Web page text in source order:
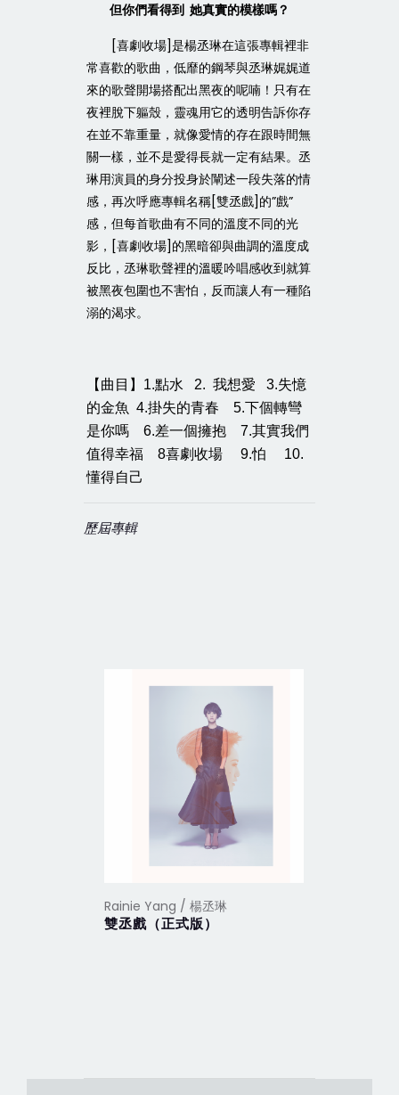
但你們看得到 她真實的模樣嗎？
[喜劇收場]是楊丞琳在這張專輯裡非
常喜歡的歌曲，低靡的鋼琴與丞琳娓娓道
來的歌聲開場搭配出黑夜的呢喃！只有在
夜裡脫下軀殼，靈魂用它的透明告訴你存
在並不靠重量，就像愛情的存在跟時間無
關一樣，並不是愛得長就一定有結果。丞
琳用演員的身分投身於闡述一段失落的情
感，再次呼應專輯名稱[雙丞戲]的”戲”
感，但每首歌曲有不同的溫度不同的光
影，[喜劇收場]的黑暗卻與曲調的溫度成
反比，丞琳歌聲裡的溫暖吟唱感收到就算
被黑夜包圍也不害怕，反而讓人有一種陷
溺的渴求。
【曲目】1.點水 2. 我想愛 3.失憶
的金魚 4.掛失的青春 5.下個轉彎
是你嗎 6.差一個擁抱 7.其實我們
值得幸福 8喜劇收場 9.怕 10.
懂得自己
歷屆專輯
Rainie Yang / 楊丞琳
雙丞戲（正式版）